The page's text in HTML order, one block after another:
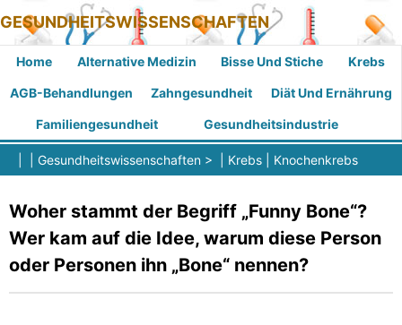
GESUNDHEITSWISSENSCHAFTEN
Home Alternative Medizin Bisse Und Stiche Krebs
AGB-Behandlungen Zahngesundheit Diät Und Ernährung
Familiengesundheit Gesundheitsindustrie
Gesundheitswissenschaften > | Krebs Knochenkrebs
Woher stammt der Begriff „Funny Bone“?
Wer kam auf die Idee, warum diese Person
oder Personen ihn „Bone“ nennen?